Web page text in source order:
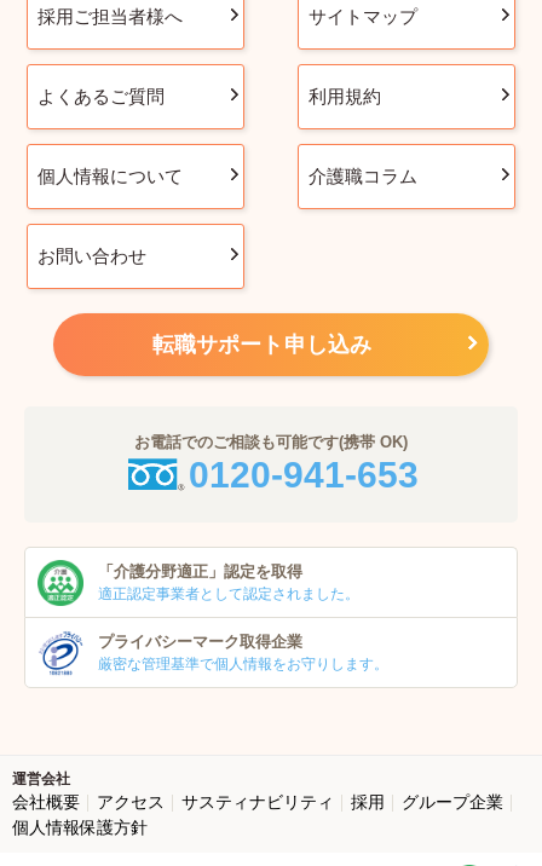
採用ご担当者様へ サイトマップ
よくあるご質問 利用規約
個人情報について 介護職コラム
お問い合わせ
転職サポート申し込み
お電話でのご相談も可能です(携帯 OK)
0120-941-653
「介護分野適正」 認定を取得
適正認定事業者として認定されました。
プライバシーマーク取得企業
厳密な管理基準で個人情報をお守りします。
運営会社
会社概要 アクセス サスティナビリティ 採用
グループ企業
個人情報保護方針